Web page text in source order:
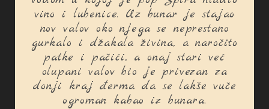
vino i lubenice. Uz bunar je stajao
nov valov oko njega se neprestano
gurkalo i džakala živina, a naročito
patke i pačići, a onaj stari već
olupani valov bio je privezan za
donji kraj đerma da se lakše vuče
ogroman kabao iz bunara.